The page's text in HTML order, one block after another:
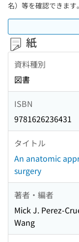
名）等を確認できます。
紙
資料種別
図書
ISBN
9781626236431
タイトル
An anatomic
surgery
著者・編者
Mick J. Perez-
Wang